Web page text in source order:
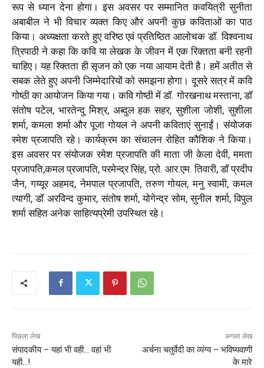
रूप से ध्यान देना होगा। इस अवसर पर सम्मानित कवयित्री सुनीता
अबाबील ने भी विचार व्यक्त किए और अपनी कुछ कविताओं का पाठ
किया। अध्यक्षता करते हुए वरिष्ठ एवं प्रतिष्ठित आलोचक डॉ. विश्वनाथ
त्रिपाठी ने कहा कि कवि या लेखक के जीवन में एक रिक्तता बनी रहनी
चाहिए। यह रिक्तता ही सृजन को एक नया आयाम देती है। हमें अतीत से
सबक लेते हुए अपनी जिम्मेदारियों को समझना होगा। दूसरे सत्र में कवि
गोष्ठी का आयोजन किया गया। कवि गोष्ठी में डॉ. गोरखनाथ मस्ताना, डॉ
संतोष पटेल, भारतेन्दु मिश्र, अब्दुल हक सहर, सुशीला जोशी, सुशीला
शर्मा, कमला शर्मा और पूजा गोयल ने अपनी कविताएं सुनाईं। संयोजक
रमेश प्रजापति रहे। कार्यक्रम का संचालन रोहित कौशिक ने किया।
इस अवसर पर संयोजक रमेश प्रजापति की माता जी केला देवी, ममता
प्रजापति,कमल प्रजापति, परमेन्द्र सिंह, प्रो. आर.एम. तिवारी, डॉ प्रदीप
जैन, गय्यूर अहमद, नेमपाल प्रजापति, तरुण गोयल, मनु स्वामी, कमल
त्यागी, डॉ अरविन्द कुमार, संतोष शर्मा, योगेन्द्र सोम, सुनील शर्मा, विपुल
शर्मा सहित अनेक साहित्यप्रेमी उपस्थित रहे।
पिछला लेख
संपादकीय – यहां भी वही… वहां भी
यही…!
अगला लेख
अर्चना चतुर्वेदी का व्यंग्य – भविष्यवाणी
के मारे